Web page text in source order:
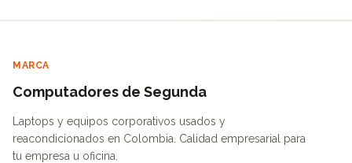
MARCA
Computadores de Segunda
Laptops y equipos corporativos usados y
reacondicionados en Colombia. Calidad empresarial para
tu empresa u oficina.